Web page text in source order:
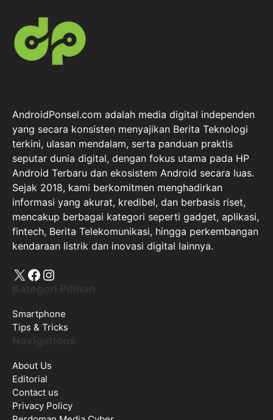
AndroidPonsel.com adalah media digital independen
yang secara konsisten menyajikan Berita Teknologi
terkini, ulasan mendalam, serta panduan praktis
seputar dunia digital, dengan fokus utama pada HP
Android Terbaru dan ekosistem Android secara luas.
Sejak 2018, kami berkomitmen menghadirkan
informasi yang akurat, kredibel, dan berbasis riset,
mencakup berbagai kategori seperti gadget, aplikasi,
fintech, Berita Telekomunikasi, hingga perkembangan
kendaraan listrik dan inovasi digital lainnya.
X Facebook
Instagram
Smartphone
Tips & Tricks
About Us
Editorial
Contact us
Privacy Policy